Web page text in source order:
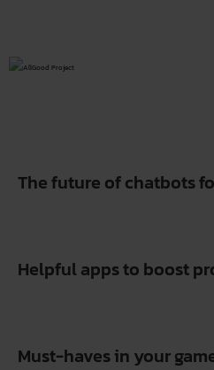
The future of chatbots
Helpful apps to boost
Must-haves in your